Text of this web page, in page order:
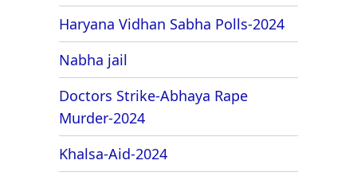
Haryana Vidhan Sabha Polls-2024
Nabha jail
Doctors Strike-Abhaya Rape
Murder-2024
Khalsa-Aid-2024